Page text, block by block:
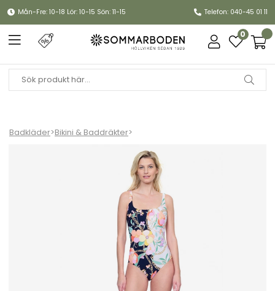
Mån-Fre: 10-18 Lör: 10-15 Sön: 11-15 Telefon: 040-45 01 11
0
Badkläder>Bikini & Baddräkter>
Memories of Capri baddräkt - black/offwhite/multi